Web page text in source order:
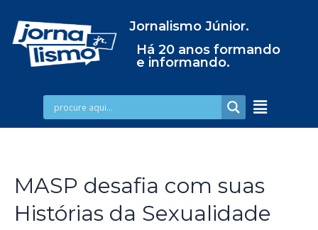
Jornalismo Júnior.
Há 20 anos formando
e informando.
MASP desafia com suas
Histórias da Sexualidade